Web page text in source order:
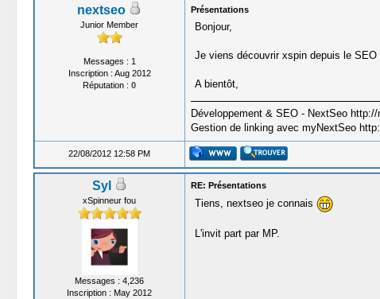
nextseo
Junior Member
Messages : 1
Inscription : Aug 2012
Réputation : 0
Présentations
Bonjour,
Je viens découvrir xspin depuis le
A bientôt,
Développement & SEO - NextSeo
Gestion de linking avec myNextSeo
22/08/2012 12:58 PM
Syl
xSpinneur fou
Messages : 4,236
Inscription : May 2012
RE: Présentations
Tiens, nextseo je connais
L'invit part par MP.